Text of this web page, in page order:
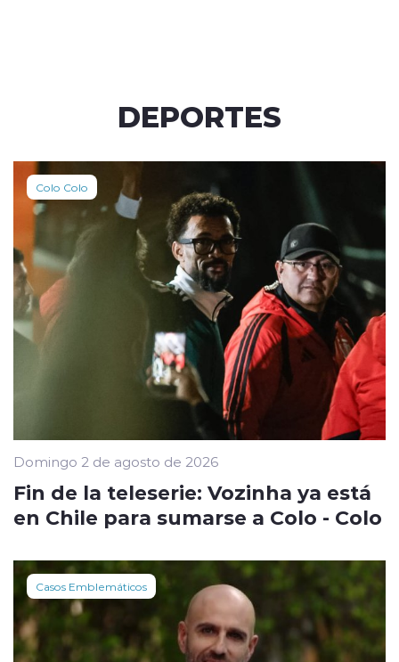
DEPORTES
Colo Colo
Domingo 2 de agosto de 2026
Fin de la teleserie: Vozinha ya está
en Chile para sumarse a Colo - Colo
Casos Emblemáticos